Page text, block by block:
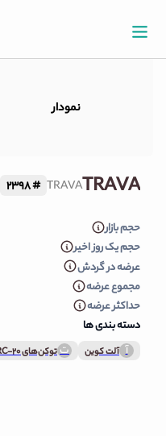
نمودار
قیمت لحظه ای TRAVA
TRAVA
TRAVA
#
2398
حجم بازار
حجم یک روز اخیر
عرضه در گردش
مجموع عرضه
حداکثر عرضه
دسته بندی ها
آ آلت کوین تتوکن‌های ERC-20